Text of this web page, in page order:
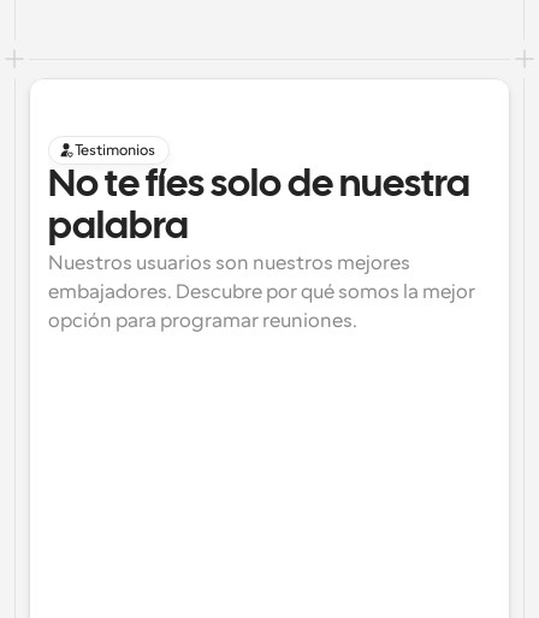
Testimonios
No te fíes solo de nuestra
palabra
Nuestros usuarios son nuestros mejores
embajadores. Descubre por qué somos la mejor
opción para programar reuniones.